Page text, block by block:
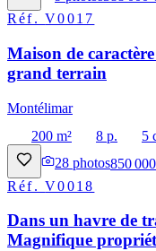
Réf.V0017
Maison de
grand terrain
Montélimar
200 m²
8 p. 5
28 photos850
Réf.V0018
Dans un havre de
Magnifique